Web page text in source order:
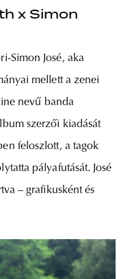
x Simon
Simon José, aka
mellett a zenei
nevű banda
szerzői kiadását
feloszlott, a tagok
pályafutását. José
– grafikusként és